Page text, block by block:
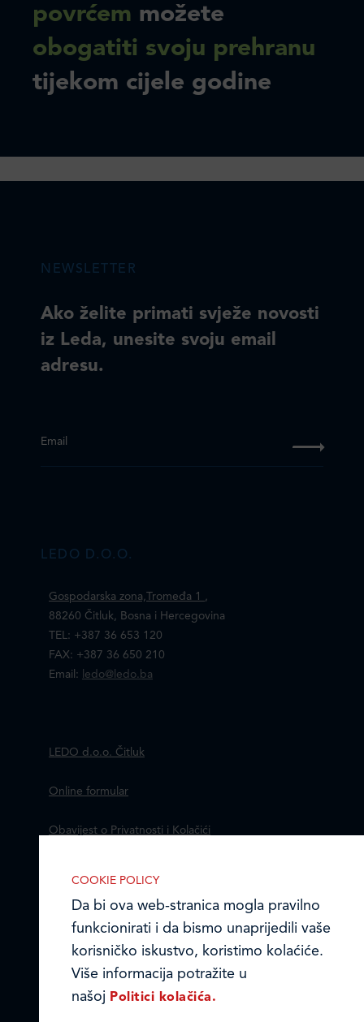
povrćem možete
obogatiti svoju prehranu
tijekom cijele godine
NEWSLETTER
Ako želite primati svježe novosti
iz Leda, unesite svoju email
adresu.
Email
LEDO D.O.O.
Gospodarska zona,Tromeđa 1 ,
88260 Čitluk, Bosna i Hercegovina
TEL: +387 36 653 120
FAX: +387 36 650 210
Email:
ledo@ledo.ba
LEDO d.o.o. Čitluk
Online formular
Obavijest o Privatnosti i Kolačići
Kodeks poslovnih načela
© Ledo d.o.o. 2026.
COOKIE POLICY
Da bi ova web-stranica mogla pravilno
funkcionirati i da bismo unaprijedili vaše
korisničko iskustvo, koristimo kolaćiće.
Više informacija potražite u
našoj Politici kolačića.
IZABERITE KOLA?I?E NA STRANICI
Omogućite ili onemogućite web-
stranici upotrebu funkcionalnih i/ili
reklamnih kolačića opisanih u nastavku: